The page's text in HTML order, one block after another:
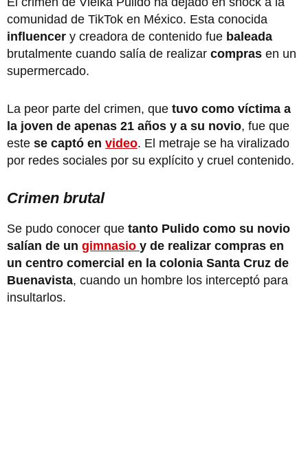
comunidad de TikTok en México. Esta conocida
influencer y creadora de contenido fue baleada
brutalmente cuando salía de realizar compras en un
supermercado.
La peor parte del crimen, que tuvo como víctima a
la joven de apenas 21 años y a su novio, fue que
este se captó en video. El metraje se ha viralizado
por redes sociales por su explícito y cruel contenido.
Crimen brutal
Se pudo conocer que tanto Pulido como su novio
salían de un gimnasio y de realizar compras en
un centro comercial en la colonia Santa Cruz de
Buenavista, cuando un hombre los interceptó para
insultarlos.